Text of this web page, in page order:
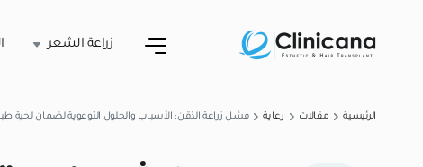
زراعة الشعر
الرئيسية مقالات رعاية فشل زراعة الذقن: الأسباب والحلول التوعوية لضمان لحية